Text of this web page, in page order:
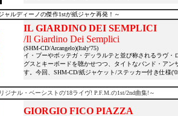
ャルディーノの傑作1stが紙ジャケ再発！～
IL GIARDINO DEI SEMPLICI
/Il Giardino Dei Semplici
(SHM-CD/Arcangelo)(Italy'75)
イ・プーやボッテガ・デッラルテと並び称されるラヴ
グスとキーボードを聴かせつつ、タイトなバンド・ア
す。今回、SHM-CD/紙ジャケット/ステッカー付き仕様
ジナル・ベーシストの'18ライヴ! P.F.M.の1st/2nd曲集!～
GIORGIO FICO PIAZZA